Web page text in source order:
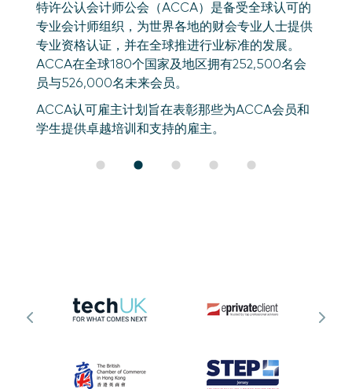
特许公认会计师公会（ACCA）是备受全球认可的
专业会计师组织，为世界各地的财会专业人士提供
专业资格认证，并在全球推进行业标准的发展。
ACCA在全球180个国家及地区拥有252,500名会
员与526,000名未来会员。
ACCA认可雇主计划旨在表彰那些为ACCA会员和
学生提供卓越培训和支持的雇主。